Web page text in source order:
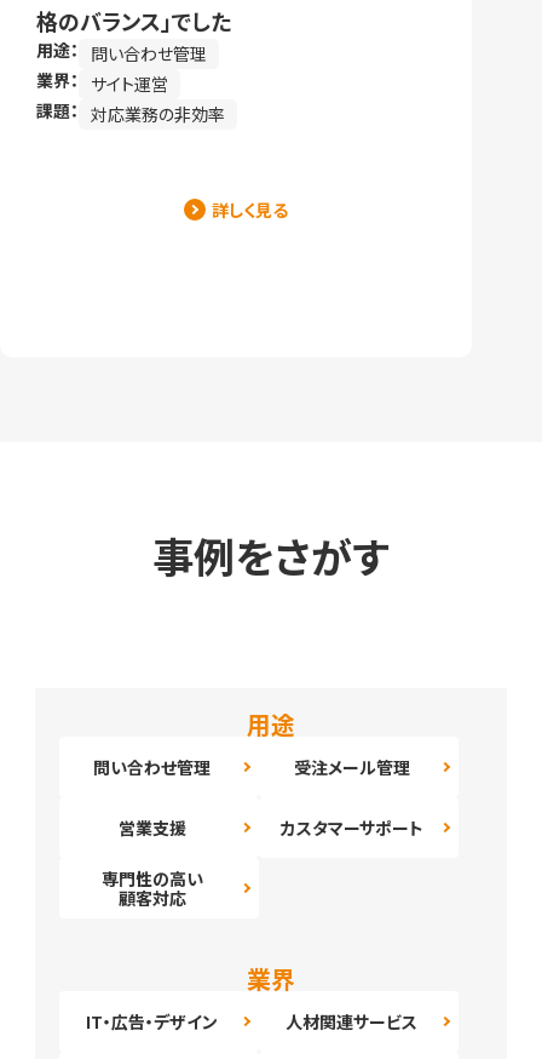
格のバランス」でした
用途：
問い合わせ管理
業界：
サイト運営
課題： 対応業務の非効率
詳しく見る
事例をさがす
用途
問い合わせ管理 受注メール管理
営業支援 カスタマーサポート
専門性の高い
顧客対応
業界
IT・広告・デザイン 人材関連サービス